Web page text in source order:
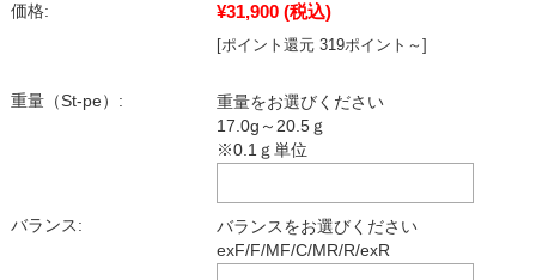
価格: ¥31,900 (税込)
[ポイント還元 319ポイント～]
重量（St-pe）:
重量をお選びください
17.0g～20.5ｇ
※0.1ｇ単位
バランス:
バランスをお選びください
exF/F/MF/C/MR/R/exR